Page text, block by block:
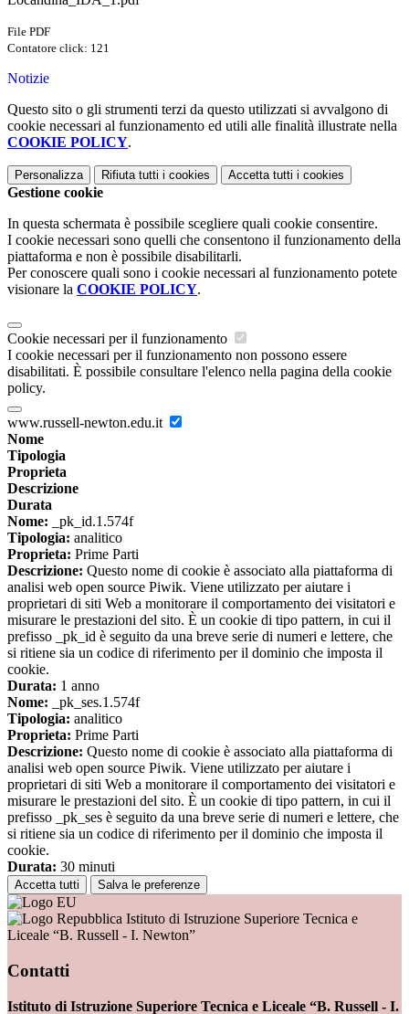
File PDF
Contatore click: 121
Notizie
Questo sito o gli strumenti terzi da questo utilizzati si avvalgono di
cookie necessari al funzionamento ed utili alle finalità illustrate nella
COOKIE POLICY.
Personalizza Rifiuta tutti i cookies Accetta tutti i cookies
Gestione cookie
In questa schermata è possibile scegliere quali cookie consentire.
I cookie necessari sono quelli che consentono il funzionamento della
piattaforma e non è possibile disabilitarli.
Per conoscere quali sono i cookie necessari al funzionamento potete
visionare la COOKIE POLICY.
Cookie necessari per il funzionamento
I cookie necessari per il funzionamento non possono essere
disabilitati. È possibile consultare l'elenco nella pagina della cookie
policy.
www.russell-newton.edu.it
Nome
Tipologia
Proprieta
Descrizione
Durata
Nome: _pk_id.1.574f
Tipologia: analitico
Proprieta: Prime Parti
Descrizione: Questo nome di cookie è associato alla piattaforma di
analisi web open source Piwik. Viene utilizzato per aiutare i
proprietari di siti Web a monitorare il comportamento dei visitatori e
misurare le prestazioni del sito. È un cookie di tipo pattern, in cui il
prefisso _pk_id è seguito da una breve serie di numeri e lettere, che
si ritiene sia un codice di riferimento per il dominio che imposta il
cookie.
Durata: 1 anno
Nome: _pk_ses.1.574f
Tipologia: analitico
Proprieta: Prime Parti
Descrizione: Questo nome di cookie è associato alla piattaforma di
analisi web open source Piwik. Viene utilizzato per aiutare i
proprietari di siti Web a monitorare il comportamento dei visitatori e
misurare le prestazioni del sito. È un cookie di tipo pattern, in cui il
prefisso _pk_ses è seguito da una breve serie di numeri e lettere, che
si ritiene sia un codice di riferimento per il dominio che imposta il
cookie.
Durata: 30 minuti
Accetta tutti Salva le preferenze
Istituto di Istruzione Superiore Tecnica e
Liceale “B. Russell - I. Newton”
Contatti
Istituto di Istruzione Superiore Tecnica e Liceale “B. Russell - I.